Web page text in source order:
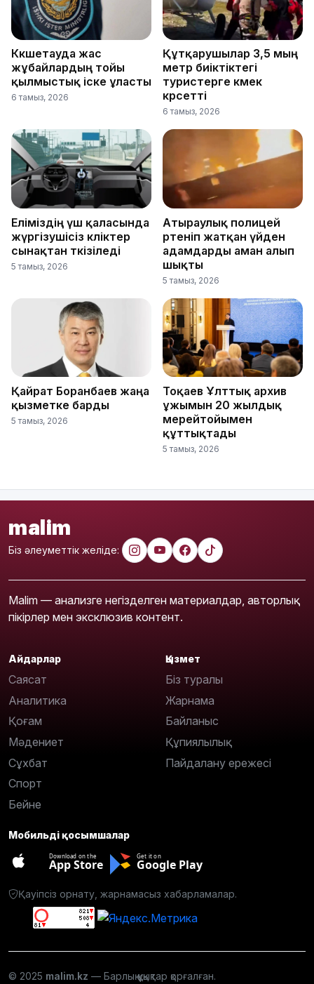
Көкшетауда жас
жұбайлардың тойы
қылмыстық іске ұласты
6 тамыз, 2026
Құтқарушылар 3,5 мың
метр биіктіктегі
туристерге көмек
көрсетті
6 тамыз, 2026
Еліміздің үш қаласында
жүргізушісіз көліктер
сынақтан өткізіледі
5 тамыз, 2026
Атыраулық полицей
өртеніп жатқан үйден
адамдарды аман алып
шықты
5 тамыз, 2026
Қайрат Боранбаев жаңа
қызметке барды
5 тамыз, 2026
Тоқаев Ұлттық архив
ұжымын 20 жылдық
мерейтойымен
құттықтады
5 тамыз, 2026
malim
Біз әлеуметтік желіде:
Malim — анализге негізделген материалдар, авторлық
пікірлер мен эксклюзив контент.
Айдарлар
Саясат
Аналитика
Қоғам
Мәдениет
Сұхбат
Спорт
Бейне
Қызмет
Біз туралы
Жарнама
Байланыс
Құпиялылық
Пайдалану ережесі
Мобильді қосымшалар
Download on the
App Store
Get it on
Google Play
Қауіпсіз орнату, жарнамасыз хабарламалар.
© 2025 malim.kz — Барлық құқықтар қорғалған.